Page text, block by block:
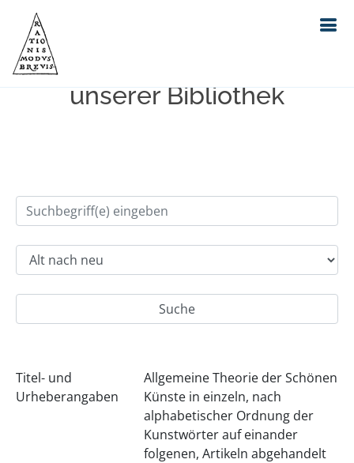
Einfache Suche im Bestand
unserer Bibliothek
Titel- und
Urheberangaben
Allgemeine Theorie der Schönen
Künste in einzeln, nach
alphabetischer Ordnung der
Kunstwörter auf einander
folgenen, Artikeln abgehandelt